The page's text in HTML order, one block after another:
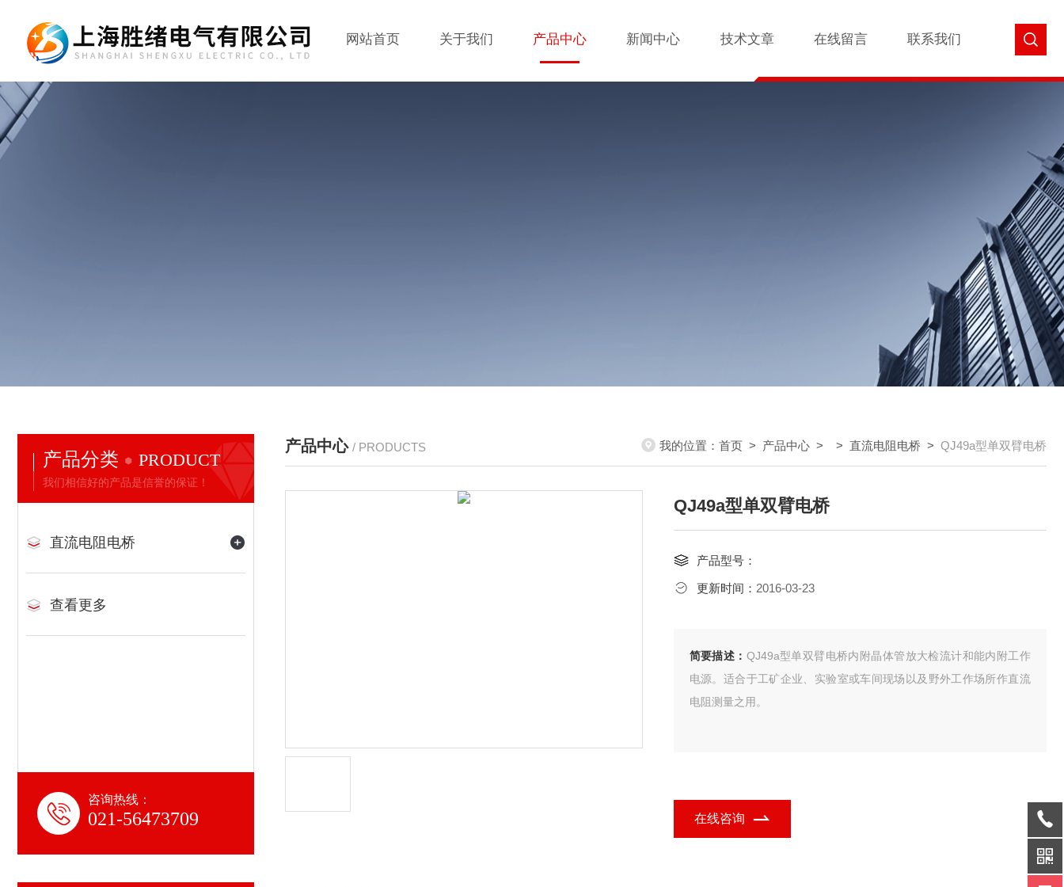
网站首页 关于我们 产品中心 新闻中心 技术文章 在线留言 联系我们
产品分类 PRODUCT
我们相信好的产品是信誉的保证！
直流电阻电桥
查看更多
咨询热线：
021-56473709
产品中心 / PRODUCTS 我的位置： 首页 > 产品中心 > > 直流电阻电桥 > QJ49a型单双臂电桥
QJ49a型单双臂电桥
产品型号：
更新时间： 2016-03-23
简要描述： QJ49a型单双臂电桥内附晶体管放大检流计和能内附工作
电源。适合于工矿企业、实验室或车间现场以及野外工作场所作直流
电阻测量之用。
在线咨询